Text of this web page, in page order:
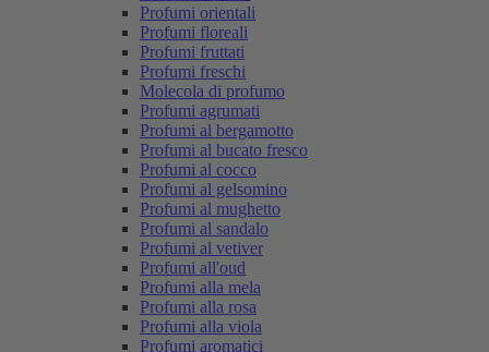
Profumi orientali
Profumi floreali
Profumi fruttati
Profumi freschi
Molecola di profumo
Profumi agrumati
Profumi al bergamotto
Profumi al bucato fresco
Profumi al cocco
Profumi al gelsomino
Profumi al mughetto
Profumi al sandalo
Profumi al vetiver
Profumi all'oud
Profumi alla mela
Profumi alla rosa
Profumi alla viola
Profumi aromatici